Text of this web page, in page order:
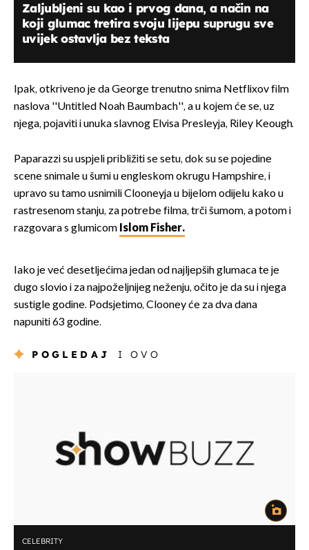
Zaljubljeni su kao i prvog dana, a način na
koji glumac tretira svoju lijepu suprugu sve
uvijek ostavlja bez teksta
Ipak, otkriveno je da George trenutno snima Netflixov film
naslova ''Untitled Noah Baumbach'', a u kojem će se, uz
njega, pojaviti i unuka slavnog Elvisa Presleyja, Riley Keough.
Paparazzi su uspjeli približiti se setu, dok su se pojedine
scene snimale u šumi u engleskom okrugu Hampshire, i
upravo su tamo usnimili Clooneyja u bijelom odijelu kako u
rastresenom stanju, za potrebe filma, trči šumom, a potom i
razgovara s glumicom Islom Fisher.
Iako je već desetljećima jedan od najljepših glumaca te je
dugo slovio i za najpoželjnijeg neženju, očito je da su i njega
sustigle godine. Podsjetimo, Clooney će za dva dana
napuniti 63 godine.
POGLEDAJ I OVO
CELEBRITY